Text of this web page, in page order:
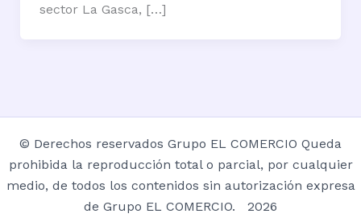
sector La Gasca, […]
© Derechos reservados Grupo EL COMERCIO Queda
prohibida la reproducción total o parcial, por cualquier
medio, de todos los contenidos sin autorización expresa
de Grupo EL COMERCIO. 2026